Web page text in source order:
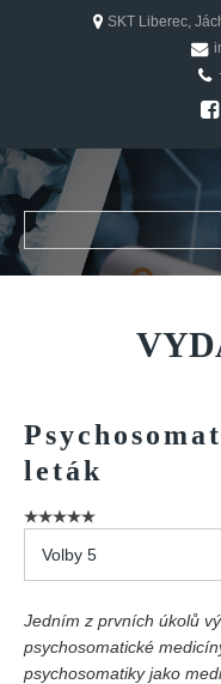
SKT Liberec,
leták
prosím
Jedním z prvních úkolů
psychosomatické
psychosomatiky jako